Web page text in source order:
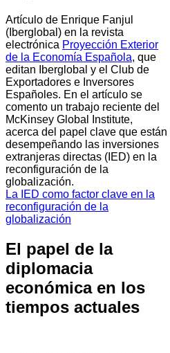
Artículo de Enrique Fanjul
(Iberglobal) en la revista
electrónica Proyección Exterior
de la Economía Española, que
editan Iberglobal y el Club de
Exportadores e Inversores
Españoles. En el artículo se
comento un trabajo reciente del
McKinsey Global Institute,
acerca del papel clave que están
desempeñando las inversiones
extranjeras directas (IED) en la
reconfiguración de la
globalización.
La IED como factor clave en la
reconfiguración de la
globalización
El papel de la
diplomacia
económica en los
tiempos actuales